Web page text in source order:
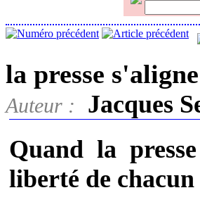
la presse
Auteur :
Jacques
Quand la
liberté de chacun